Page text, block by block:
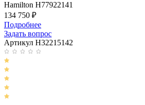
Hamilton H77922141
134 750 ₽
Подробнее
Задать вопрос
Артикул H32215142